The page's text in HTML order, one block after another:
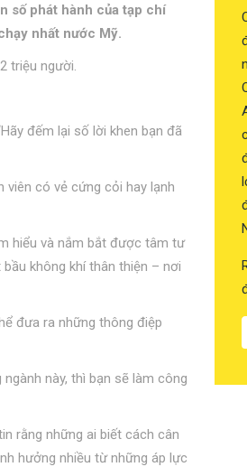
số phát hành của tạp chí
nhất nước Mỹ.
triệu người.
đếm lại số lời khen bạn đã
viên có vẻ cứng cỏi hay lạnh
hiểu và nắm bắt được tâm tư
không khí thân thiện – nơi
đưa ra những thông điệp
này, thì bạn sẽ làm công
rằng những ai biết cách cân
hưởng nhiều từ những áp lực